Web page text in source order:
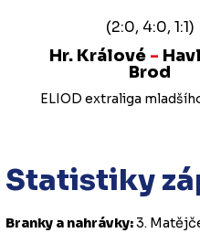
(2:0, 4:0, 1:1)
Hr. Králové -
Brod
ELIOD extraliga
Statistiky
Branky a nahrávky:3.